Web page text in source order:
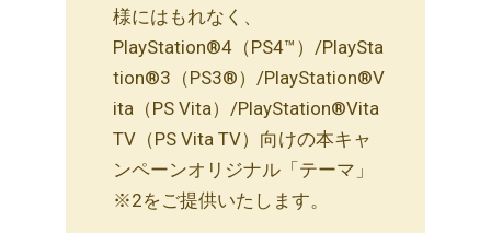
様にはもれなく、
PlayStation®4（PS4™）/PlaySta
tion®3（PS3®）/PlayStation®V
ita（PS Vita）/PlayStation®Vita
TV（PS Vita TV）向けの本キャ
ンペーンオリジナル「テーマ」
※2をご提供いたします。